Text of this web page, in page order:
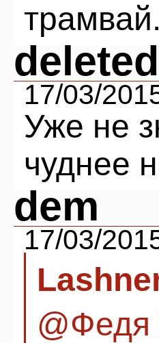
трамвай.
deleted
17/03/
Уже не
чуднее
dem
17/03/
@Федя